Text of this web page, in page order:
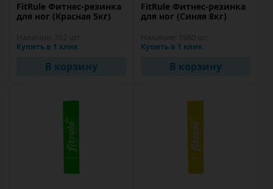
FitRule Фитнес-резинка
для ног (Красная 5кг)
Купить в 1 клик
В корзину
FitRule Фитнес-резинка
для ног (Синяя 8кг)
Купить в 1 клик
В корзину